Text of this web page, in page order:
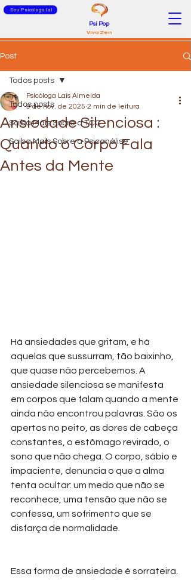
Sou Psicólogo (a)
Psi Pop
Viva Zen
Post
Todos posts
Saiba Mais Sobre a TCC
Saiba Mais Sobre a Psicanálise
Todos posts
Ansiedade Silenciosa :
Quando o Corpo Fala
Antes da Mente
Psicóloga Laís Almeida
9 de nov. de 2025 2 min de leitura
Há ansiedades que gritam, e há
aquelas que sussurram, tão baixinho,
que quase não percebemos. A
ansiedade silenciosa se manifesta
em corpos que falam quando a mente
ainda não encontrou palavras. São os
apertos no peito, as dores de cabeça
constantes, o estômago revirado, o
sono que não chega. O corpo, sábio e
impaciente, denuncia o que a alma
tenta ocultar: um medo que não se
reconhece, uma tensão que não se
confessa, um sofrimento que se
disfarça de normalidade.
Essa forma de ansiedade é sorrateira.